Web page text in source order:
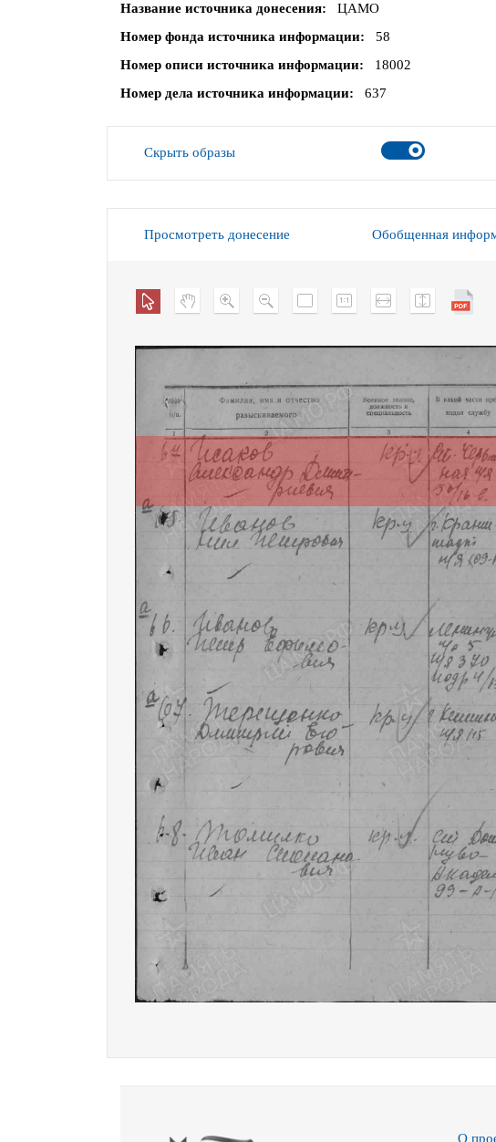
Название источника донесения
ЦАМО
Номер фонда источника информации
58
Номер описи источника информации
18002
Номер дела источника информации
637
Скрыть образы
Просмотреть донесение Обобщенная
О